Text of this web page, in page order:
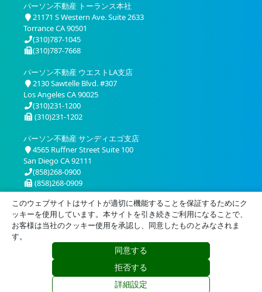
パーソン不動産 トーランス本社
21171 S Western Ave. Suite 2633
Torrance CA 90501
(310)787-1045
(310)787-7668
パーソン不動産 ウエストLA支店
2130 Sawtelle Blvd. #307
Los Angeles CA 90025
(310)231-1200
(310)231-1202
パーソン不動産 サンディエゴ支店
4565 Ruffner Street Suite 100
San Diego CA 92111
(858)268-0900
(858)268-0909
© 2026 Person Realty, Inc. All Rights Reserved.
このウェブサイトはサイトが適切に機能することを保証するためにク
ッキーを使用しています。本サイトを引き続きご利用になることで、
お客様は当社のクッキー使用を承認し、同意したものとみなされま
す。
同意する
拒否する
詳細設定